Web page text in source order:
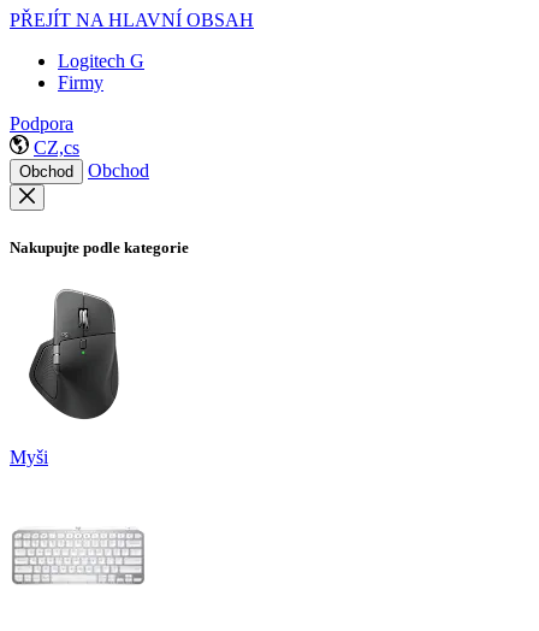
PŘEJÍT NA HLAVNÍ OBSAH
Logitech G
Firmy
Podpora
CZ,cs
Obchod Obchod
Nakupujte podle kategorie
Myši